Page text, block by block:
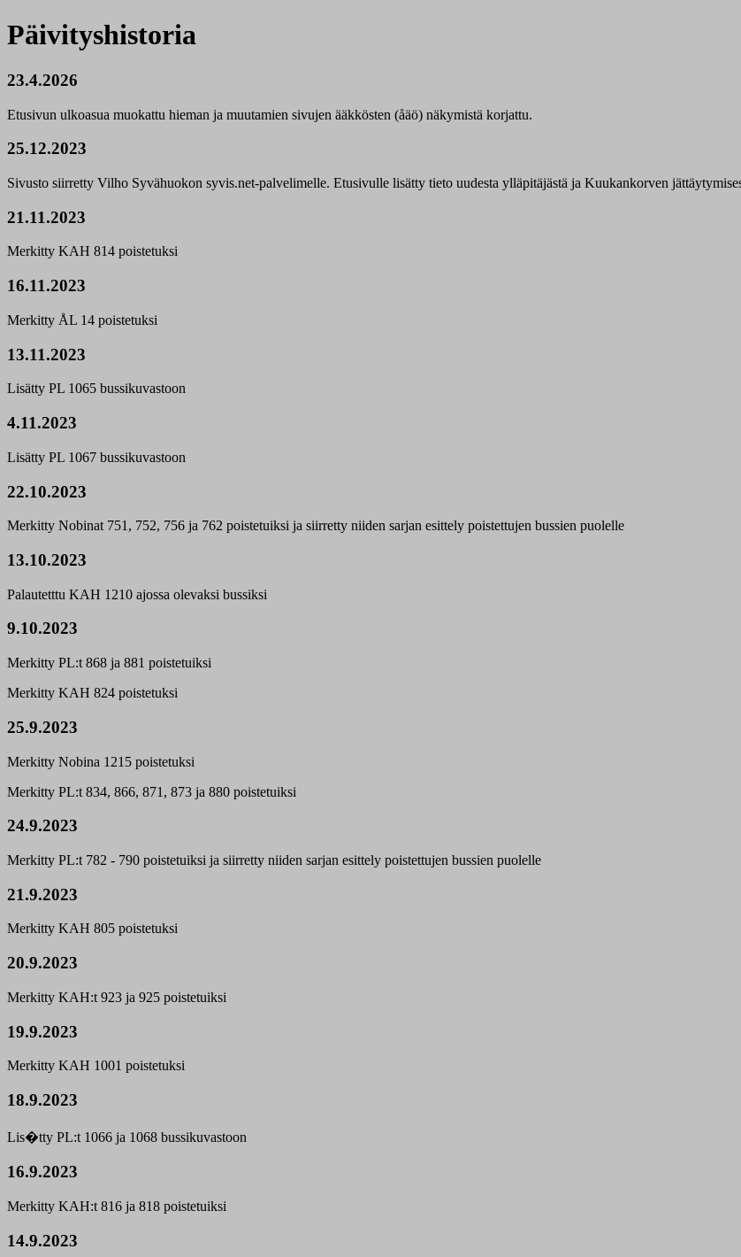
Päivityshistoria
23.4.2026
Etusivun ulkoasua muokattu hieman ja muutamien sivujen ääkkösten (åäö) näkymistä korjattu.
25.12.2023
Sivusto siirretty Vilho Syvähuokon syvis.net-palvelimelle. Etusivulle lisätty tieto uudesta ylläpitäjästä ja Kuukankorven
21.11.2023
Merkitty KAH 814 poistetuksi
16.11.2023
Merkitty ÅL 14 poistetuksi
13.11.2023
Lisätty PL 1065 bussikuvastoon
4.11.2023
Lisätty PL 1067 bussikuvastoon
22.10.2023
Merkitty Nobinat 751, 752, 756 ja 762 poistetuiksi ja siirretty niiden sarjan esittely poistettujen bussien puolelle
13.10.2023
Palautetttu KAH 1210 ajossa olevaksi bussiksi
9.10.2023
Merkitty PL:t 868 ja 881 poistetuiksi
Merkitty KAH 824 poistetuksi
25.9.2023
Merkitty Nobina 1215 poistetuksi
Merkitty PL:t 834, 866, 871, 873 ja 880 poistetuiksi
24.9.2023
Merkitty PL:t 782 - 790 poistetuiksi ja siirretty niiden sarjan esittely poistettujen bussien puolelle
21.9.2023
Merkitty KAH 805 poistetuksi
20.9.2023
Merkitty KAH:t 923 ja 925 poistetuiksi
19.9.2023
Merkitty KAH 1001 poistetuksi
18.9.2023
Lis�tty PL:t 1066 ja 1068 bussikuvastoon
16.9.2023
Merkitty KAH:t 816 ja 818 poistetuiksi
14.9.2023